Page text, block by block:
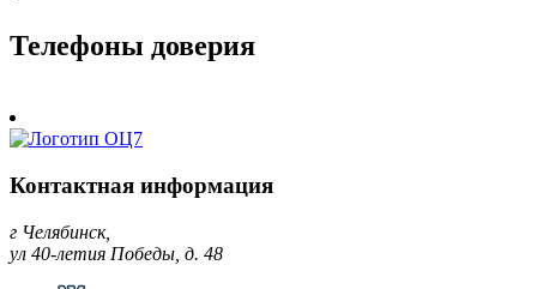
Телефоны доверия
Контактная информация
г Челябинск,
ул 40-летия Победы, д. 48